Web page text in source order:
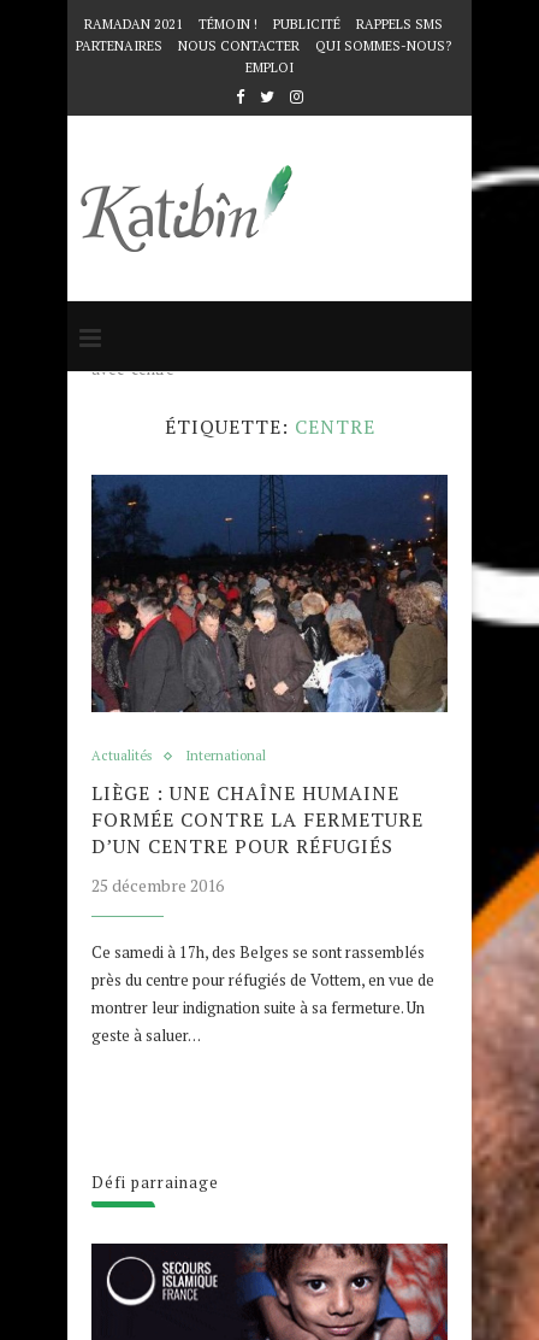
RAMADAN 2021 TÉMOIN ! PUBLICITÉ
RAPPELS SMS
PARTENAIRES
NOUS CONTACTER
QUI SOMMES-NOUS?
EMPLOI
Accueil
avec "centre"
ÉTIQUETTE: CENTRE
Actualités International
LIÈGE : UNE CHAÎNE HUMAINE
FORMÉE CONTRE LA FERMETURE
D’UN CENTRE POUR RÉFUGIÉS
25 décembre 2016
Ce samedi à 17h, des Belges se sont rassemblés
près du centre pour réfugiés de Vottem, en vue de
montrer leur indignation suite à sa fermeture. Un
geste à saluer…
Défi parrainage